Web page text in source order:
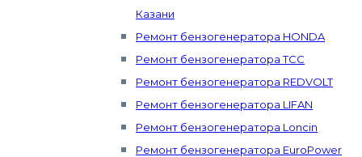
Казани
Ремонт бензогенератора HONDA
Ремонт бензогенератора ТСС
Ремонт бензогенератора REDVOLT
Ремонт бензогенератора LIFAN
Ремонт бензогенератора Loncin
Ремонт бензогенератора EuroPower